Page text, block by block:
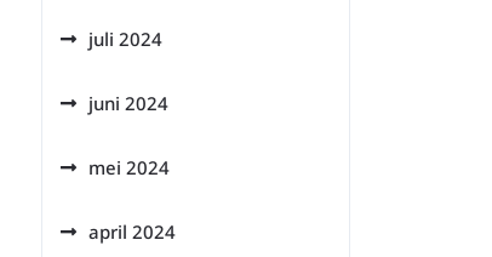
juli 2024
juni 2024
mei 2024
april 2024